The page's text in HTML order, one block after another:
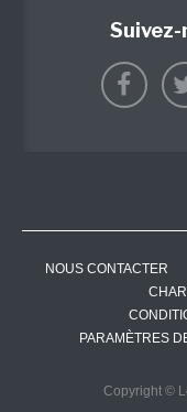
NOUS CONTACTER
PARAMÈTRES
Copyright ©